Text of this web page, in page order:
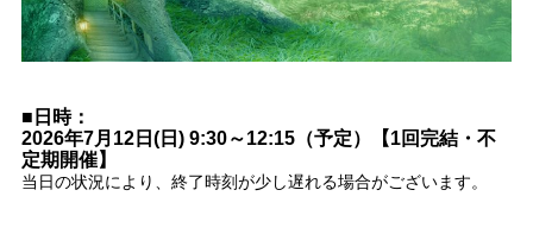
■日時：
2026年7月12日(日) 9:30～12:15（予定）【1回完結・不
定期開催】
当日の状況により、終了時刻が少し遅れる場合がございます。